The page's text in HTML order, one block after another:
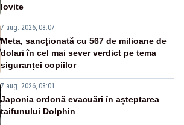
lovite
7 aug. 2026, 08:07
Meta, sancționată cu 567 de milioane de
dolari în cel mai sever verdict pe tema
siguranței copiilor
7 aug. 2026, 08:01
Japonia ordonă evacuări în așteptarea
taifunului Dolphin